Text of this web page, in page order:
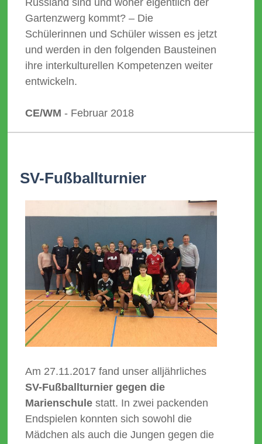
Russland sind und woher eigentlich der
Gartenzwerg kommt? – Die
Schülerinnen und Schüler wissen es jetzt
und werden in den folgenden Bausteinen
ihre interkulturellen Kompetenzen weiter
entwickeln.
CE/WM - Februar 2018
SV-Fußballturnier
Am 27.11.2017 fand unser alljährliches
SV-Fußballturnier gegen die
Marienschulestatt. In zwei packenden
Endspielen konnten sich sowohl die
Mädchen als auch die Jungen gegen die